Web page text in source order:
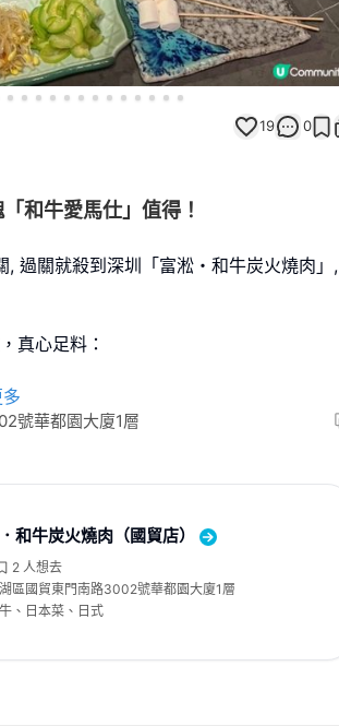
19 0
和牛愛馬仕」值得！
, 過關就殺到深圳「富淞・和牛炭火燒肉」,
真心足料：
號華都園大廈1層
和牛炭火燒肉（國貿店）
2 人想去
區國貿東門南路3002號華都園大廈1層
、日本菜、日式